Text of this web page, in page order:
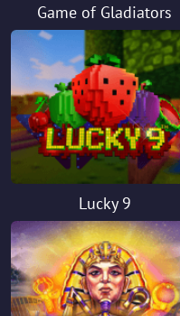
Game of Gladiators
Lucky 9